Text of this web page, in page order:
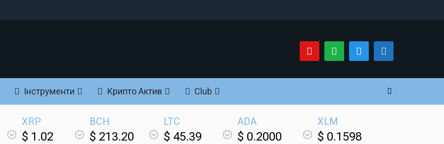
Інструменти Крипто Актив Club
XRP
$ 1.02
BCH
$ 213.20
LTC
$ 45.39
ADA
$ 0.2000
XLM
$ 0.1598